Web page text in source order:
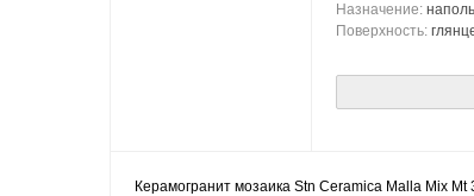
Назначение:
Поверхность:
Керамогранит мозаика Stn Ceramica Malla Mix